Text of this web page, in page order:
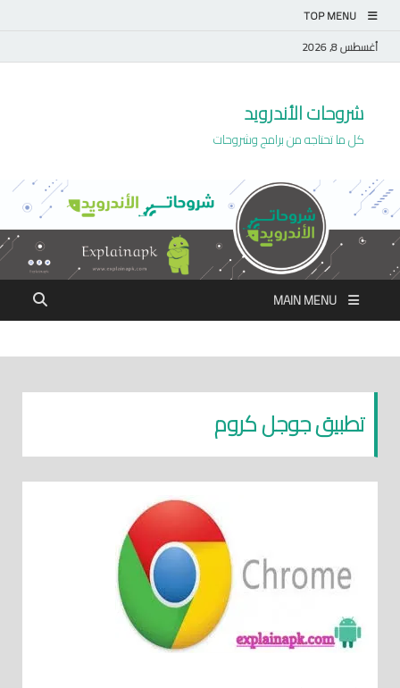
TOP MENU
أغسطس 8, 2026
شروحات الأندرويد
كل ما تحتاجه من برامج وشروحات
MAIN MENU
تطبيق جوجل كروم